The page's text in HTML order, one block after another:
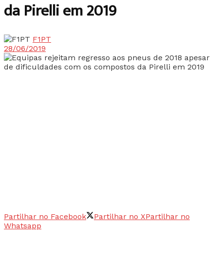
da Pirelli em 2019
F1PT
28/06/2019
Partilhar no Facebook Partilhar no XPartilhar no
Whatsapp